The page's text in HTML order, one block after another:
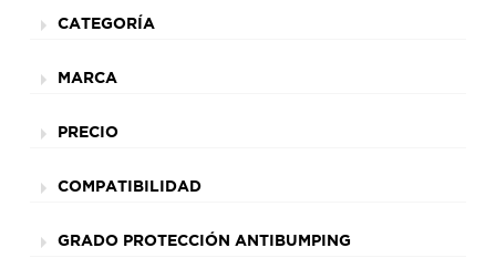
CATEGORÍA
MARCA
PRECIO
COMPATIBILIDAD
GRADO PROTECCIÓN ANTIBUMPING